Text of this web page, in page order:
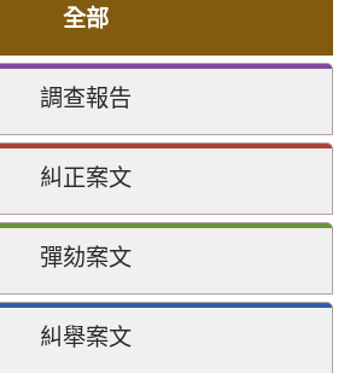
全部
調查報告
糾正案文
彈劾案文
糾舉案文